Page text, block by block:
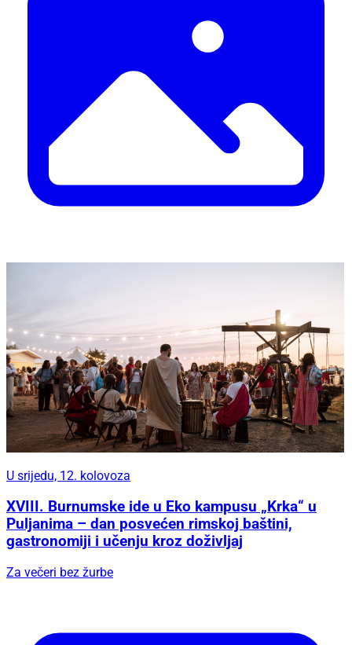
U srijedu, 12. kolovoza
XVIII. Burnumske ide u Eko kampusu „Krka“ u
Puljanima – dan posvećen rimskoj baštini,
gastronomiji i učenju kroz doživljaj
Za večeri bez žurbe